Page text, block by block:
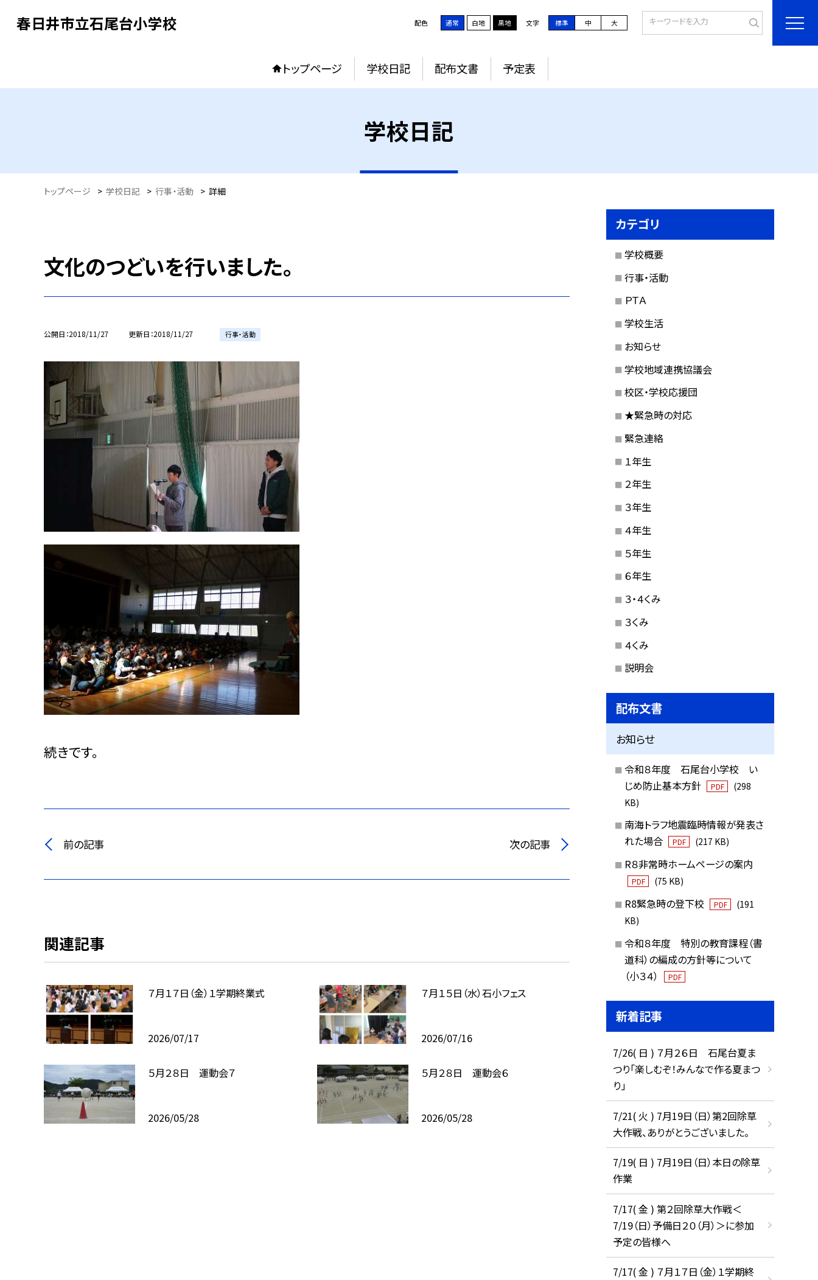
春日井市立石尾台小学校 配色 通常 白地 黒地 文字 標準 中 大
トップページ 学校日記 配布文書 予定表
学校日記
トップページ > 学校日記 > 行事・活動 > 詳細
文化のつどいを行いました。
公開日 2018/11/27 更新日 2018/11/27 行事・活動
続きです。
前の記事 次の記事
関連記事
７月１７日（金）１学期終業式
2026/07/17
７月１５日（水）石小フェス
2026/07/16
５月２８日 運動会７
2026/05/28
５月２８日 運動会６
2026/05/28
カテゴリ
学校概要
行事・活動
ＰＴＡ
学校生活
お知らせ
学校地域連携協議会
校区・学校応援団
★緊急時の対応
緊急連絡
１年生
２年生
３年生
４年生
５年生
６年生
３・４くみ
３くみ
４くみ
説明会
配布文書
お知らせ
令和８年度 石尾台小学校 い
じめ防止基本方針
PDF
(298
KB)
南海トラフ地震臨時情報が発表さ
れた場合
PDF (217 KB)
R８非常時ホームページの案内
PDF (75 KB)
R8緊急時の登下校 PDF
(191
KB)
令和８年度 特別の教育課程（書
道科）の編成の方針等について
（小３４）
PDF
新着記事
7/26( 日 ) ７月２６日 石尾台夏ま
つり「楽しむぞ！みんなで作る夏まつ
り」
7/21( 火 ) 7月19日（日）第2回除草
大作戦、ありがとうございました。
7/19( 日 ) 7月19日（日）本日の除草
作業
7/17( 金 ) 第２回除草大作戦＜
7/19（日）予備日２０（月）＞に参加
予定の皆様へ
7/17( 金 ) ７月１７日（金）１学期終